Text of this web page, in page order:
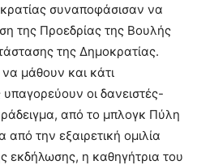
συναποφάσισαν να
της Προεδρίας της Βουλής
της Δημοκρατίας.
μάθουν και κάτι
οι δανειστές-
από το μπλογκ Πύλη
την εξαιρετική ομιλία
εκδήλωσης, η καθηγήτρια του